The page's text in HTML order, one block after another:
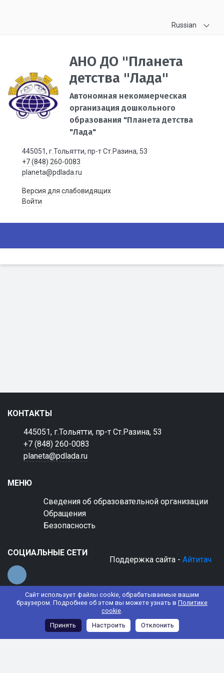
Сайт использует файлы cookie, обрабатываемые вашим
браузером. Подробнее об этом вы можете узнать в Политике
cookie.
Принять
Настроить Отклонить
Russian
АНО ДО "Планета
детства "Лада"
Автономная некоммерческая
организация дошкольного
образования "Планета детства
"Лада"
445051, г.Тольятти, пр-т Ст.Разина, 53
+7 (848) 260-0083
planeta@pdlada.ru
Версия для слабовидящих
Войти
КОНТАКТЫ
445051, г.Тольятти, пр-т Ст.Разина, 53
+7 (848) 260-0083
planeta@pdlada.ru
МЕНЮ
Сведения об образовательной организации
Обращения
Безопасность
СОЦИАЛЬНЫЕ СЕТИ
Поддержка сайта - Айтитач
© 2022 АНО ДО "Планета детства "Лада"